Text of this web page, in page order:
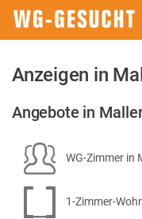
Anzeigen in
Angebote in
WG-Zimmer in
1-Zimmer-